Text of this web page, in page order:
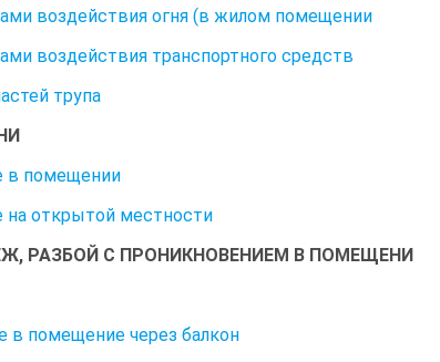
воздействия огня (в жилом помещении
воздействия транспортного средств
трупа
в помещении
на открытой местности
РАЗБОЙ С ПРОНИКНОВЕНИЕМ В ПОМЕЩЕНИ
в помещение через балкон